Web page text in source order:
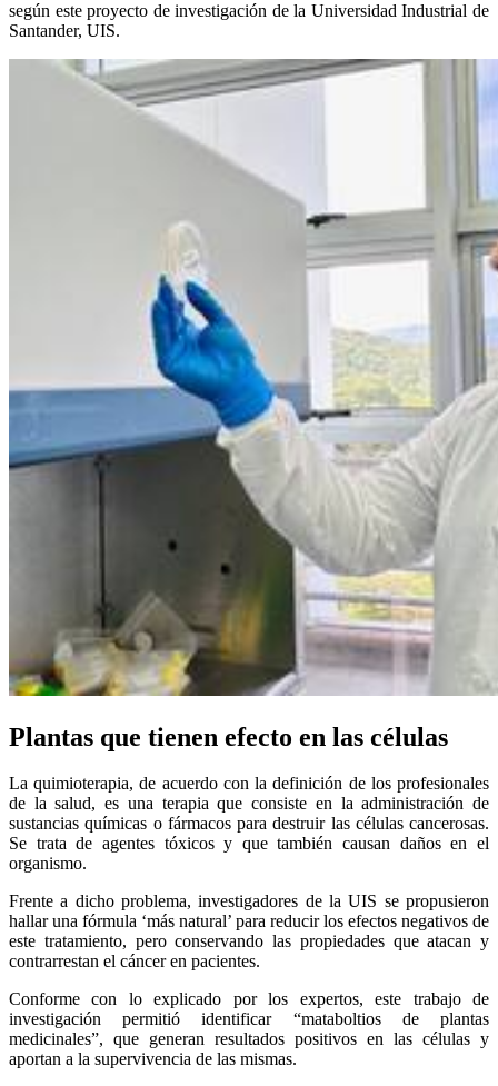
según este proyecto de investigación de la Universidad Industrial de
Santander, UIS.
Plantas que tienen efecto en las células
La quimioterapia, de acuerdo con la definición de los profesionales
de la salud, es una terapia que consiste en la administración de
sustancias químicas o fármacos para destruir las células cancerosas.
Se trata de agentes tóxicos y que también causan daños en el
organismo.
Frente a dicho problema, investigadores de la UIS se propusieron
hallar una fórmula ‘más natural’ para reducir los efectos negativos de
este tratamiento, pero conservando las propiedades que atacan y
contrarrestan el cáncer en pacientes.
Conforme con lo explicado por los expertos, este trabajo de
investigación permitió identificar “mataboltios de plantas
medicinales”, que generan resultados positivos en las células y
aportan a la supervivencia de las mismas.